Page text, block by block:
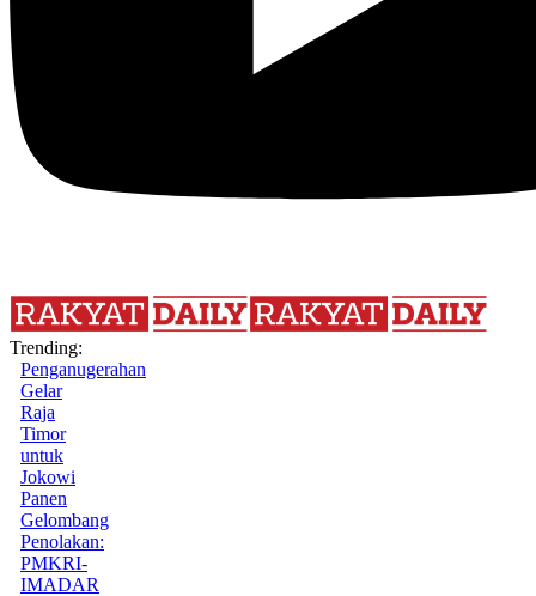
Trending:
Penganugerahan
Gelar
Raja
Timor
untuk
Jokowi
Panen
Gelombang
Penolakan:
PMKRI-
IMADAR